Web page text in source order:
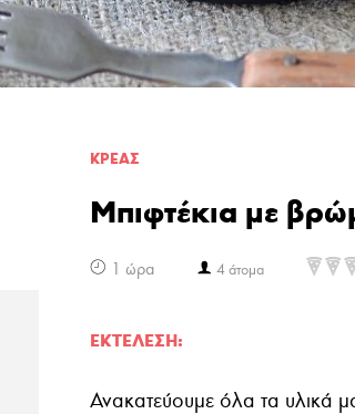
ΚΡΕΑΣ
Μπιφτέκια με
1 ώρα 4 άτομα
ΕΚΤΈΛΕΣΗ:
Ανακατεύουμε όλα τα υλικά